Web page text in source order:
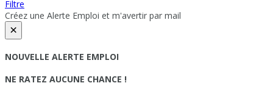
Filtre
Créez une Alerte Emploi et m'avertir par mail
×
NOUVELLE ALERTE EMPLOI
NE RATEZ AUCUNE CHANCE !